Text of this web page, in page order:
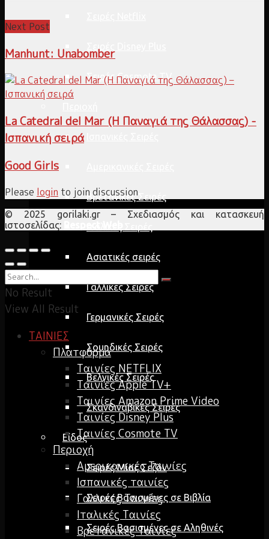
Σειρές Disney Plus
Σειρές Cosmote TV
Βρετανικές Σειρές
Ασιατικές σειρές
Γαλλικές Σειρές
Γερμανικές Σειρές
Σουηδικές Σειρές
Βελγικές Σειρές
Σκανδιναβικές Σειρές
Είδος
Σειρές Μίας Σεζόν
Σειρές Βασισμένες σε Βιβλία
Σειρές Βασισμένες σε Αληθινές
Next Post
Manhunt: Unabomber
La Catedral del Mar (Η Παναγιά της Θάλασσας) -
Ισπανική σειρά
Good Girls
Please login to join discussion
© 2025 gorilaki.gr – Σχεδιασμός και κατασκευή
ιστοσελίδας:
No Result
View All Result
ΤΑΙΝΙΕΣ
Πλατφόρμα
Ταινίες NETFLIX
Ταινίες Apple TV+
Ταινίες Amazon Prime Video
Ταινίες Disney Plus
Ταινίες Cosmote TV
Περιοχή
Αμερικανικές Ταινίες
Ισπανικές ταινίες
Γαλλικές Ταινίες
Ιταλικές Ταινίες
Βρετανικές Ταινίες